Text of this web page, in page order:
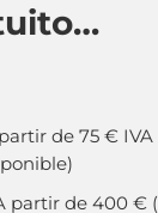
de 75 €
partir de 400 €